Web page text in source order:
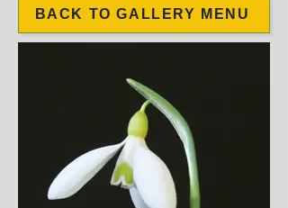
BACK TO GALLERY MENU